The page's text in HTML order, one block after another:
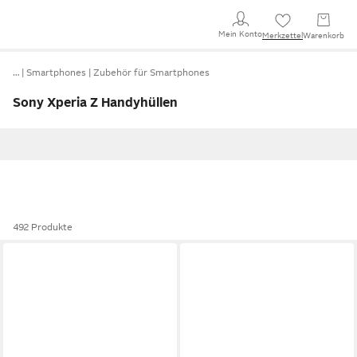
Mein KontoMerkzettel Warenkorb
… Smartphones Zubehör für Smartphones
Sony Xperia Z Handyhüllen
492 Produkte